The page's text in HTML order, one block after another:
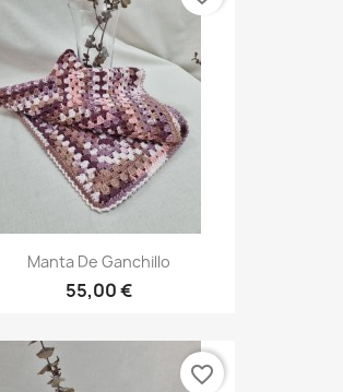
Manta De Ganchillo
55,00 €
favorite_border